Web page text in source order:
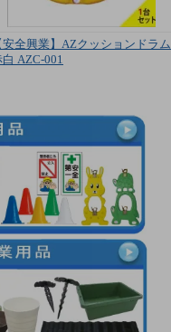
安全興業】AZクッションドラム
白 AZC-001